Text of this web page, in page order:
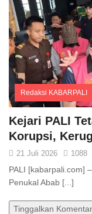
Redaksi KABARPALI
Comments
Kejari PALI
Korupsi,
21 Juli 2026 1088
PALI [kabarpali.com]
Penukal Abab [...]
Tinggalkan Komentar